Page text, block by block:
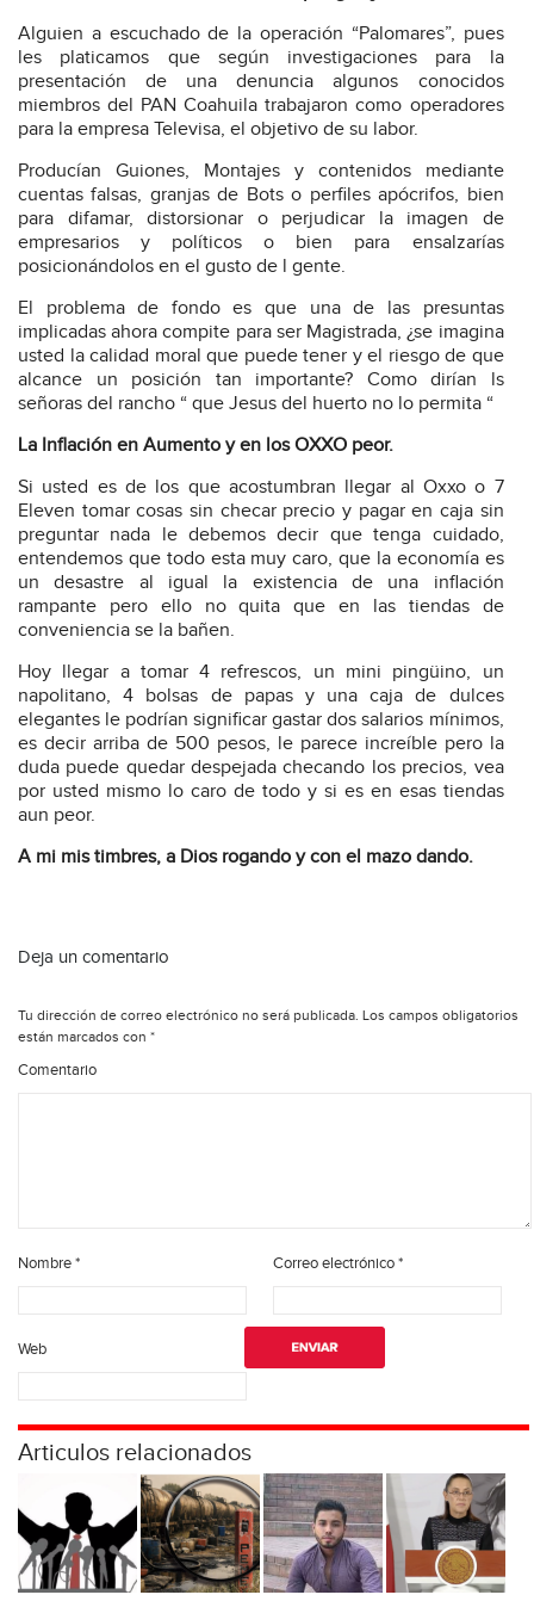
Alguien a escuchado de la operación “Palomares”, pues
les platicamos que según investigaciones para la
presentación de una denuncia algunos conocidos
miembros del PAN Coahuila trabajaron como operadores
para la empresa Televisa, el objetivo de su labor.
Producían Guiones, Montajes y contenidos mediante
cuentas falsas, granjas de Bots o perfiles apócrifos, bien
para difamar, distorsionar o perjudicar la imagen de
empresarios y políticos o bien para ensalzarías
posicionándolos en el gusto de l gente.
El problema de fondo es que una de las presuntas
implicadas ahora compite para ser Magistrada, ¿se imagina
usted la calidad moral que puede tener y el riesgo de que
alcance un posición tan importante? Como dirían ls
señoras del rancho “ que Jesus del huerto no lo permita “
La Inflación en Aumento y en los OXXO peor.
Si usted es de los que acostumbran llegar al Oxxo o 7
Eleven tomar cosas sin checar precio y pagar en caja sin
preguntar nada le debemos decir que tenga cuidado,
entendemos que todo esta muy caro, que la economía es
un desastre al igual la existencia de una inflación
rampante pero ello no quita que en las tiendas de
conveniencia se la bañen.
Hoy llegar a tomar 4 refrescos, un mini pingüino, un
napolitano, 4 bolsas de papas y una caja de dulces
elegantes le podrían significar gastar dos salarios mínimos,
es decir arriba de 500 pesos, le parece increíble pero la
duda puede quedar despejada checando los precios, vea
por usted mismo lo caro de todo y si es en esas tiendas
aun peor.
A mi mis timbres, a Dios rogando y con el mazo dando.
Deja un comentario
Tu dirección de correo electrónico no será publicada. Los campos obligatorios
están marcados con *
Comentario
Nombre* Correo electrónico*
Web
Articulos relacionados